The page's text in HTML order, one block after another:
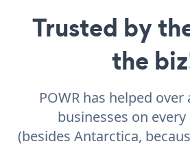
Trusted by
the
POWR has helped
businesses on
(besides Antarctica,